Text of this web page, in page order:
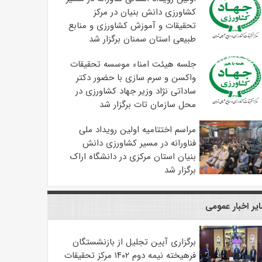
کشاورزی دانش بنیان در مرکز
تحقیقات و آموزش کشاورزی و منابع
طبیعی استان سمنان برگزار شد
جلسه هیئت امناء موسسه تحقیقات
واکسن و سرم سازی با حضور دکتر
ساداتی نژاد وزیر جهاد کشاورزی در
محل سازمان تات برگزار شد
مراسم اختتامیه اولین رویداد ملی
فناورانه در مسیر کشاورزی دانش
بنیان استان مرکزی در دانشگاه اراک
برگزار شد
اخبار عمومی
برگزاری آیین تجلیل از بازنشستگان
فرهیخته نیمه دوم ۱۴۰۲ مرکز تحقیقات